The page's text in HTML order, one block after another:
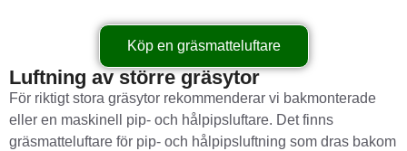
Köp en gräsmatteluftare
Luftning av större gräsytor
För riktigt stora gräsytor rekommenderar vi bakmonterade
eller en maskinell pip- och hålpipsluftare. Det finns
gräsmatteluftare för pip- och hålpipsluftning som dras bakom